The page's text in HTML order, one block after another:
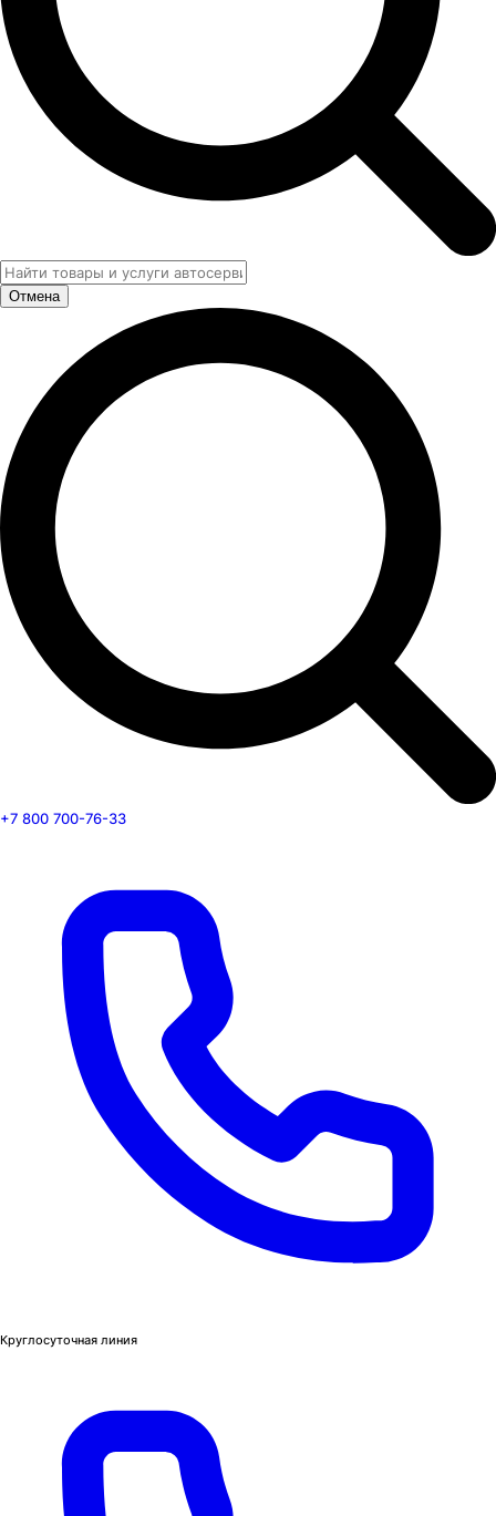
Отмена
+7 800 700-76-33
Круглосуточная линия